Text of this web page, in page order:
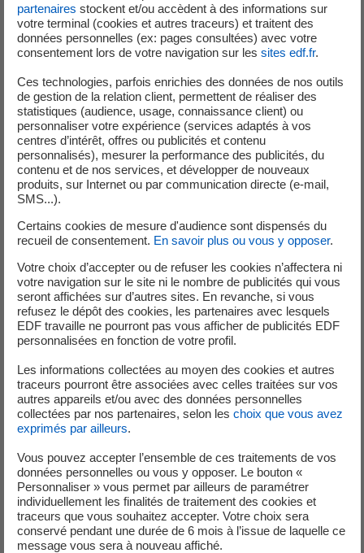
de réduction de CO2
Crédit photo ES - Martin Itty
Des solutions énergétique pour
une piscine écologique
partenaires stockent et/ou accèdent à des informations sur
votre terminal (cookies et autres traceurs) et traitent des
données personnelles (ex: pages consultées) avec votre
consentement lors de votre navigation sur les sites edf.fr.
Ces technologies, parfois enrichies des données de nos outils
de gestion de la relation client, permettent de réaliser des
statistiques (audience, usage, connaissance client) ou
personnaliser votre expérience (services adaptés à vos
centres d’intérêt, offres ou publicités et contenu
personnalisés), mesurer la performance des publicités, du
contenu et de nos services, et développer de nouveaux
produits, sur Internet ou par communication directe (e-mail,
SMS...).
Certains cookies de mesure d'audience sont dispensés du
recueil de consentement. En savoir plus ou vous y opposer.
Votre choix d’accepter ou de refuser les cookies n’affectera ni
votre navigation sur le site ni le nombre de publicités qui vous
seront affichées sur d’autres sites. En revanche, si vous
refusez le dépôt des cookies, les partenaires avec lesquels
EDF travaille ne pourront pas vous afficher de publicités EDF
personnalisées en fonction de votre profil.
Les informations collectées au moyen des cookies et autres
traceurs pourront être associées avec celles traitées sur vos
autres appareils et/ou avec des données personnelles
collectées par nos partenaires, selon les choix que vous avez
exprimés par ailleurs.
Vous pouvez accepter l’ensemble de ces traitements de vos
données personnelles ou vous y opposer. Le bouton «
Personnaliser » vous permet par ailleurs de paramétrer
individuellement les finalités de traitement des cookies et
traceurs que vous souhaitez accepter. Votre choix sera
conservé pendant une durée de 6 mois à l’issue de laquelle ce
message vous sera à nouveau affiché.